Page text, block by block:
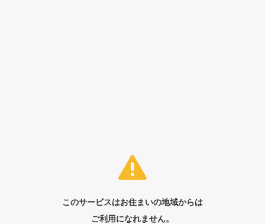
このサービスはお住まいの地域からは
ご利用になれません。